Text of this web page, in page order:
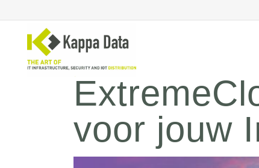
WiFi
Switching
Routing
voor jouw